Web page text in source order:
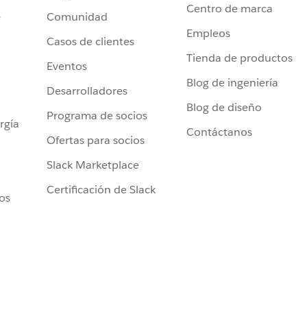
Comunidad
Casos de clientes
Eventos
Desarrolladores
Programa de socios
Ofertas para socios
Slack Marketplace
Certificación de Slack
Centro de marca
Empleos
Tienda de productos
Blog de ingeniería
Blog de diseño
Contáctanos